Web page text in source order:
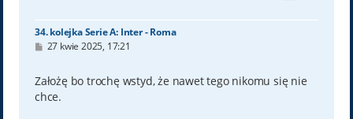
34. kolejka Serie A: Inter - Roma
P
t
27 kwie 2025, 17:21
Założę bo trochę wstyd, że nawet tego nikomu się nie
chce.